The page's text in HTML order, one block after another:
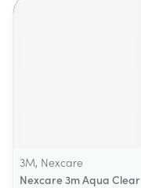
3M, Nexcare
Nexcare 3m Aqua Clear